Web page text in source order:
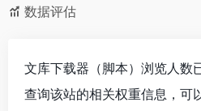
数据评估
文库下载器（脚本）浏览人数
查询该站的相关权重信息，可